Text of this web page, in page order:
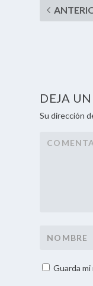
DEJA
Su dirección
Guarda